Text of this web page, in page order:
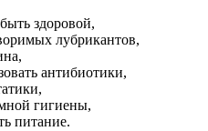
здоровой,
лубрикантов,
антибиотики,
гигиены,
питание.